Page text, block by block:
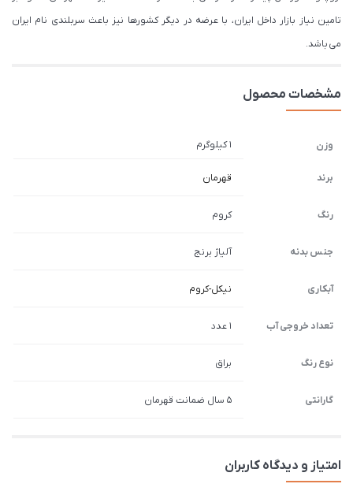
تامین نیاز بازار داخل ایران، با عرضه در دیگر کشورها نیز باعث سربلندی نام ایران
می باشد.
مشخصات محصول
وزن 1 کیلوگرم
برند قهرمان
رنگ کروم
جنس بدنه آلیاژ برنج
آبکاری نیکل-کروم
تعداد خروجی آب 1 عدد
نوع رنگ براق
گارانتی 5 سال ضمانت قهرمان
امتیاز و دیدگاه کاربران